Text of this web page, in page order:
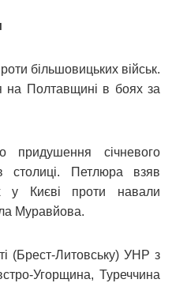
більшовицьких військ.
на Полтавщині в боях за
січневого
столиці. Петлюра взяв
у Києві проти навали
Муравйова.
(Брест-Литовську) УНР з
Угорщина, Туреччина